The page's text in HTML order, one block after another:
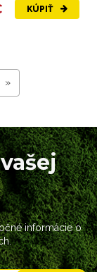
KÚPIŤ
»
informácie o